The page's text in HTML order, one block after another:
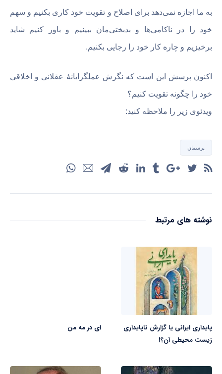
به ما اجازه نمی‌دهد برای اصلاح و تقویت خود کاری بکنیم و سهم
خود را در ناکامی‌ها و بدبختی‌مان ببینیم و باور کنیم شاید
برخیزیم و چاره کار خود را رجایی بکنیم.
اکنون پرسش این است که نگرش عملگرایانۀ عقلانی و اخلاقی
خود را چگونه تقویت کنیم؟
ویدئوی زیر را ملاحظه کنید:
پرسمان
نوشته های مرتبط
پایداری ایرانی یا گزارش ناپایداری
زیست محیطی آن؟!
ای در مه من